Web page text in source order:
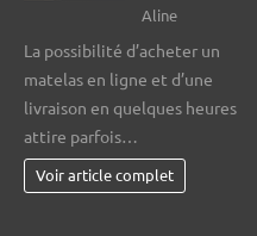
Aline
La possibilité d’acheter un
matelas en ligne et d’une
livraison en quelques heures
attire parfois…
Voir article complet